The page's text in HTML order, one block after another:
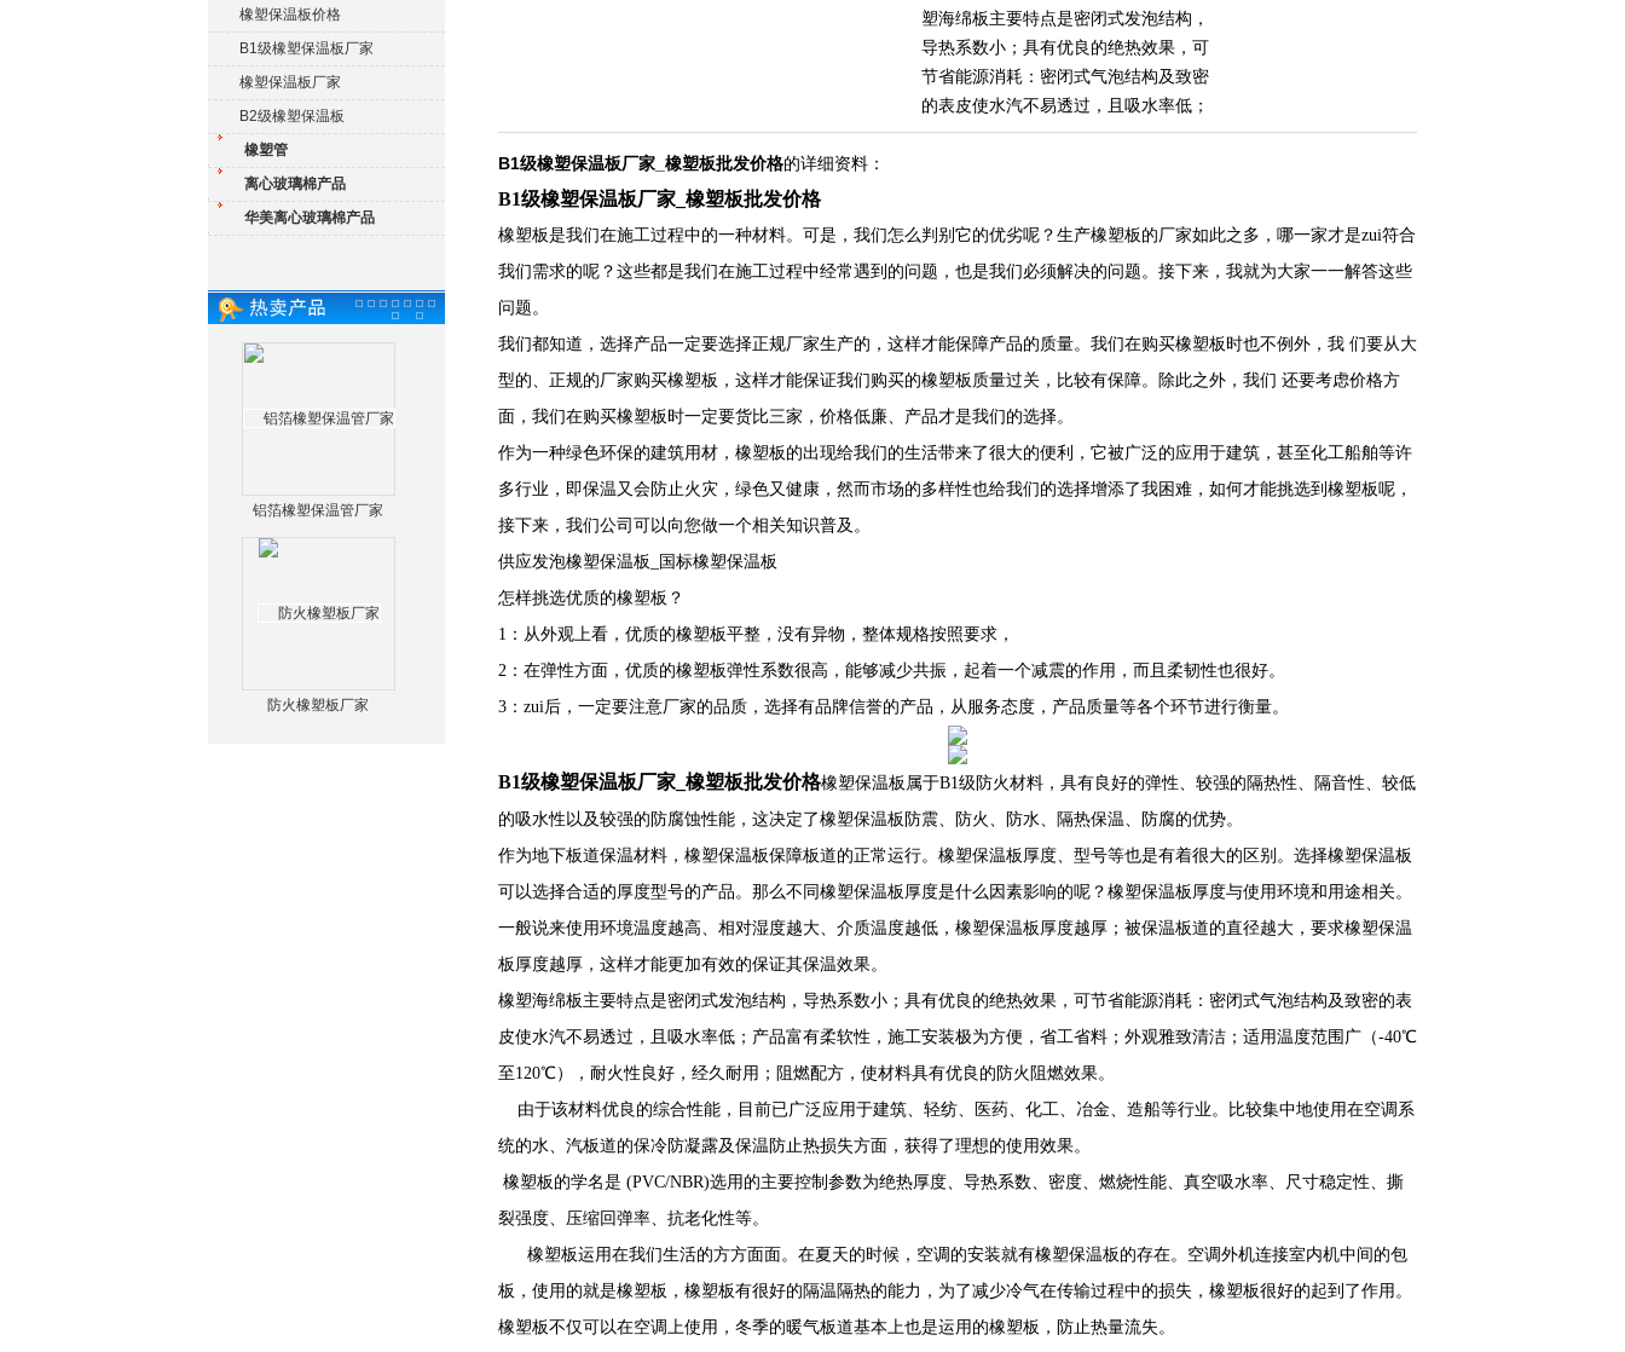
橡塑保温板价格
B1级橡塑保温板厂家
橡塑保温板厂家
B2级橡塑保温板
橡塑管
离心玻璃棉产品
华美离心玻璃棉产品
铝箔橡塑保温管厂家
防火橡塑板厂家
塑海绵板主要特点是密闭式发泡结构，
导热系数小；具有优良的绝热效果，可
节省能源消耗：密闭式气泡结构及致密
的表皮使水汽不易透过，且吸水率低；
B1级橡塑保温板厂家_橡塑板批发价格的详细资料：
B1级橡塑保温板厂家_橡塑板批发价格
橡塑板是我们在施工过程中的一种材料。可是，我们怎么判别它的优劣呢？生产橡塑板的厂家如此之多，哪一家才是zui符合
我们需求的呢？这些都是我们在施工过程中经常遇到的问题，也是我们必须解决的问题。接下来，我就为大家一一解答这些
问题。
我们都知道，选择产品一定要选择正规厂家生产的，这样才能保障产品的质量。我们在购买橡塑板时也不例外，我 们要从大
型的、正规的厂家购买橡塑板，这样才能保证我们购买的橡塑板质量过关，比较有保障。除此之外，我们 还要考虑价格方
面，我们在购买橡塑板时一定要货比三家，价格低廉、产品才是我们的选择。
作为一种绿色环保的建筑用材，橡塑板的出现给我们的生活带来了很大的便利，它被广泛的应用于建筑，甚至化工船舶等许
多行业，即保温又会防止火灾，绿色又健康，然而市场的多样性也给我们的选择增添了我困难，如何才能挑选到橡塑板呢，
接下来，我们公司可以向您做一个相关知识普及。
供应发泡橡塑保温板_国标橡塑保温板
怎样挑选优质的橡塑板？
1：从外观上看，优质的橡塑板平整，没有异物，整体规格按照要求，
2：在弹性方面，优质的橡塑板弹性系数很高，能够减少共振，起着一个减震的作用，而且柔韧性也很好。
3：zui后，一定要注意厂家的品质，选择有品牌信誉的产品，从服务态度，产品质量等各个环节进行衡量。
B1级橡塑保温板厂家_橡塑板批发价格橡塑保温板属于B1级防火材料，具有良好的弹性、较强的隔热性、隔音性、较低
的吸水性以及较强的防腐蚀性能，这决定了橡塑保温板防震、防火、防水、隔热保温、防腐的优势。
作为地下板道保温材料，橡塑保温板保障板道的正常运行。橡塑保温板厚度、型号等也是有着很大的区别。选择橡塑保温板
可以选择合适的厚度型号的产品。那么不同橡塑保温板厚度是什么因素影响的呢？橡塑保温板厚度与使用环境和用途相关。
一般说来使用环境温度越高、相对湿度越大、介质温度越低，橡塑保温板厚度越厚；被保温板道的直径越大，要求橡塑保温
板厚度越厚，这样才能更加有效的保证其保温效果。
橡塑海绵板主要特点是密闭式发泡结构，导热系数小；具有优良的绝热效果，可节省能源消耗：密闭式气泡结构及致密的表
皮使水汽不易透过，且吸水率低；产品富有柔软性，施工安装极为方便，省工省料；外观雅致清洁；适用温度范围广（-40℃
至120℃），耐火性良好，经久耐用；阻燃配方，使材料具有优良的防火阻燃效果。
由于该材料优良的综合性能，目前已广泛应用于建筑、轻纺、医药、化工、冶金、造船等行业。比较集中地使用在空调系
统的水、汽板道的保冷防凝露及保温防止热损失方面，获得了理想的使用效果。
橡塑板的学名是 (PVC/NBR)选用的主要控制参数为绝热厚度、导热系数、密度、燃烧性能、真空吸水率、尺寸稳定性、撕
裂强度、压缩回弹率、抗老化性等。
橡塑板运用在我们生活的方方面面。在夏天的时候，空调的安装就有橡塑保温板的存在。空调外机连接室内机中间的包
板，使用的就是橡塑板，橡塑板有很好的隔温隔热的能力，为了减少冷气在传输过程中的损失，橡塑板很好的起到了作用。
橡塑板不仅可以在空调上使用，冬季的暖气板道基本上也是运用的橡塑板，防止热量流失。